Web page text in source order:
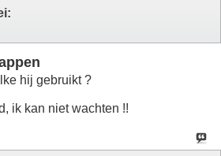
hij gebruikt ?
ik kan niet wachten !!